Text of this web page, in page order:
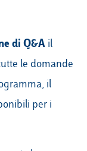
di Q&A il
le domande
il
per i